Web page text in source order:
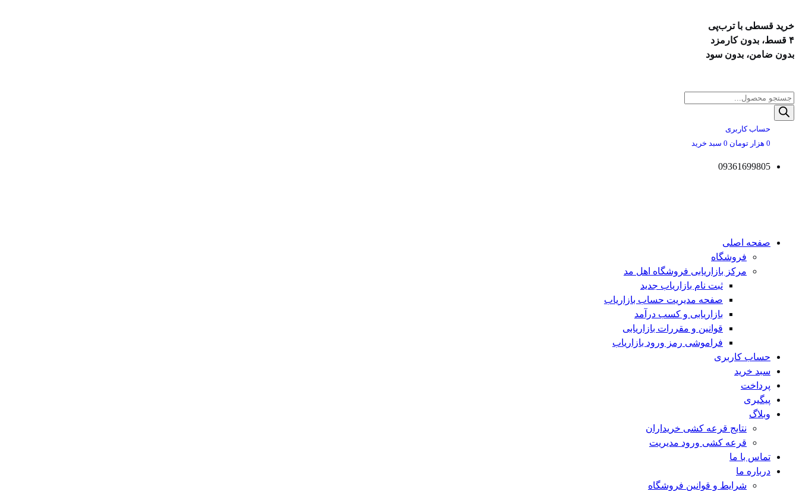
خرید قسطی با ترب‌پی
۴ قسط، بدون کارمزد
بدون ضامن، بدون سود
به
محتوا
Products
search
حساب کاربری
0 هزار تومان 0 سبد خرید
09361699805
صفحه اصلی
فروشگاه
مرکز بازاریابی فروشگاه اهل مد
ثبت نام بازاریاب جدید
صفحه مدیریت حساب بازاریاب
بازاریابی و کسب درآمد
قوانین و مقررات بازاریابی
فراموشی رمز ورود بازاریاب
حساب کاربری
سبد خرید
پرداخت
پیگیری
وبلاگ
نتایج قرعه کشی خریداران
قرعه کشی ورود مدیریت
تماس با ما
درباره ما
شرایط و قوانین فروشگاه